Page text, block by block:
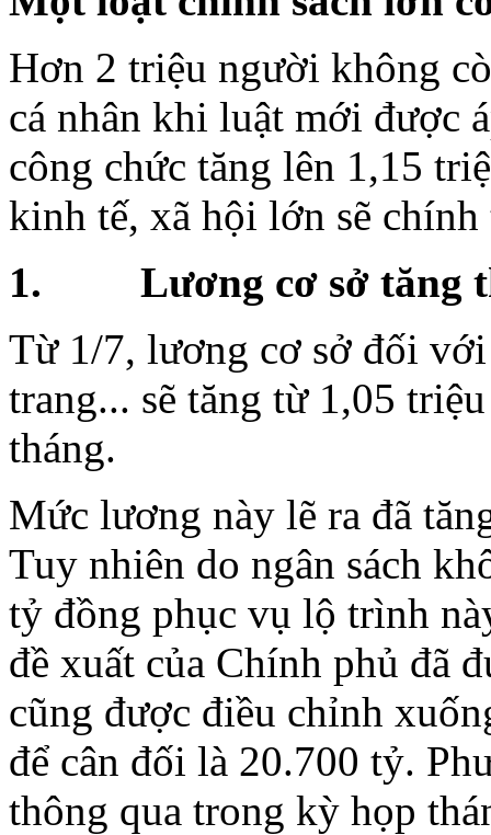
Hơn 2 triệu người không
cá nhân khi luật mới được
công chức tăng lên 1,15
kinh tế, xã hội lớn sẽ
1. Lương cơ sở tăng
Từ 1/7, lương cơ sở đối
trang... sẽ tăng từ 1,05
tháng.
Mức lương này lẽ ra đã
Tuy nhiên do ngân sách
tỷ đồng phục vụ lộ trình
đề xuất của Chính phủ đã
cũng được điều chỉnh
để cân đối là 20.700 tỷ.
thông qua trong kỳ họp